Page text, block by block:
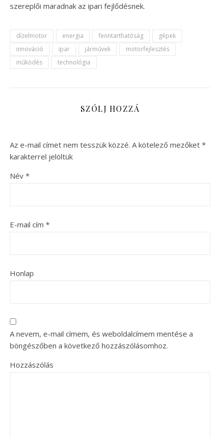
szereplői maradnak az ipari fejlődésnek.
dízelmotor energia fenntarthatóság
gépek
innováció
ipar járművek
motorfejlesztés
működés
technológia
SZÓLJ HOZZÁ
Az e-mail címet nem tesszük közzé. A kötelező mezőket *
karakterrel jelöltük
Név *
E-mail cím *
Honlap
A nevem, e-mail címem, és weboldalcímem mentése a
böngészőben a következő hozzászólásomhoz.
Hozzászólás